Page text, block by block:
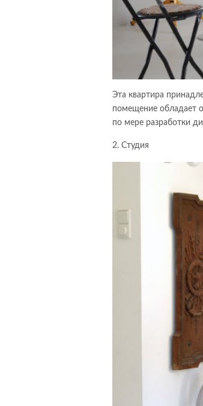
Эта квартира
помещение обладает
по мере разработки
2. Студия